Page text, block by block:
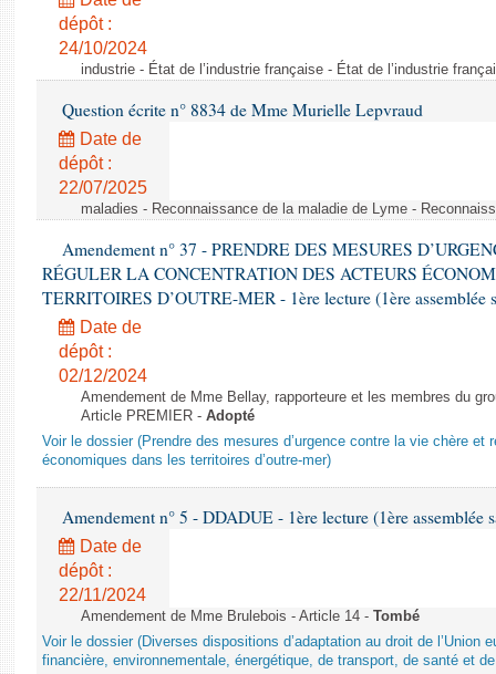
dépôt :
24/10/2024
industrie - État de l’industrie française - État de l’industrie
Question écrite n° 8834 de Mme Murielle Lepvraud
Date de
dépôt :
22/07/2025
maladies - Reconnaissance de la maladie de Lyme -
Amendement n° 37 - PRENDRE DES MESURES
RÉGULER LA CONCENTRATION DES ACTEURS
TERRITOIRES D’OUTRE-MER - 1ère lecture (1ère assemblée
Date de
dépôt :
02/12/2024
Amendement de Mme Bellay, rapporteure et les membres du
Article PREMIER - Adopté
Voir le dossier (Prendre des mesures d’urgence contre la vie chère et
économiques dans les territoires d’outre-mer)
Amendement n° 5 - DDADUE - 1ère lecture (1ère assemblée
Date de
dépôt :
22/11/2024
Amendement de Mme Brulebois - Article 14 - Tombé
Voir le dossier (Diverses dispositions d’adaptation au droit de l’Union
financière, environnementale, énergétique, de transport, de santé et